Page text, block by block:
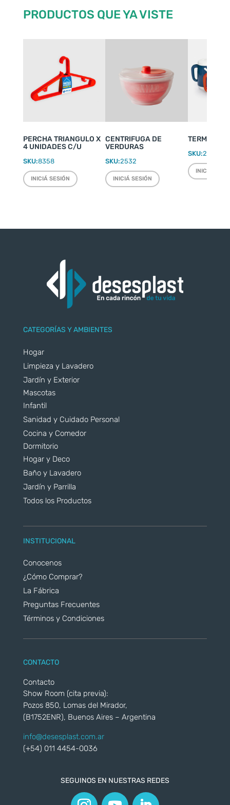
PRODUCTOS QUE YA VISTE
PERCHA TRIANGULO X
4 UNIDADES C/U
SKU:8358
INICIÁ SESIÓN
CENTRIFUGA DE
VERDURAS
SKU:2532
INICIÁ SESIÓN
TERMO
SKU:2220
INICIÁ
CATEGORÍAS Y AMBIENTES
Hogar
Limpieza y Lavadero
Jardín y Exterior
Mascotas
Infantil
Sanidad y Cuidado Personal
Cocina y Comedor
Dormitorio
Hogar y Deco
Baño y Lavadero
Jardín y Parrilla
Todos los Productos
INSTITUCIONAL
Conocenos
¿Cómo Comprar?
La Fábrica
Preguntas Frecuentes
Términos y Condiciones
CONTACTO
Contacto
Show Room (cita previa):
Pozos 850, Lomas del Mirador,
(B1752ENR), Buenos Aires – Argentina
info@desesplast.com.ar
(+54) 011 4454-0036
SEGUINOS EN NUESTRAS REDES